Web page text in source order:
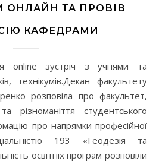
ТА ПРОВІВ
КАФЕДРАМИ
технікумів.Декан факультету
розповіла про факультет,
різноманіття студентського
про напрямки професійної
193 «Геодезія та
освітніх програм розповіли